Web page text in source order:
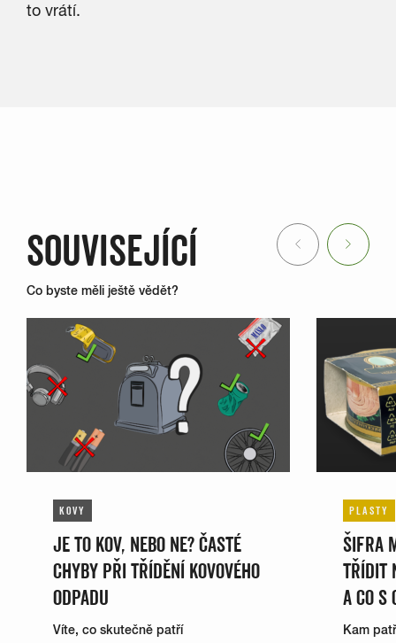
to vrátí.
SOUVISEJÍCÍ
Co byste měli ještě vědět?
Previous
KOVY
JE TO KOV, NEBO NE? ČASTÉ
CHYBY PŘI TŘÍDĚNÍ KOVOVÉHO
ODPADU
Víte, co skutečně patří
PLASTY
ŠIFRA
TŘÍDIT
A CO S
Kam
Next